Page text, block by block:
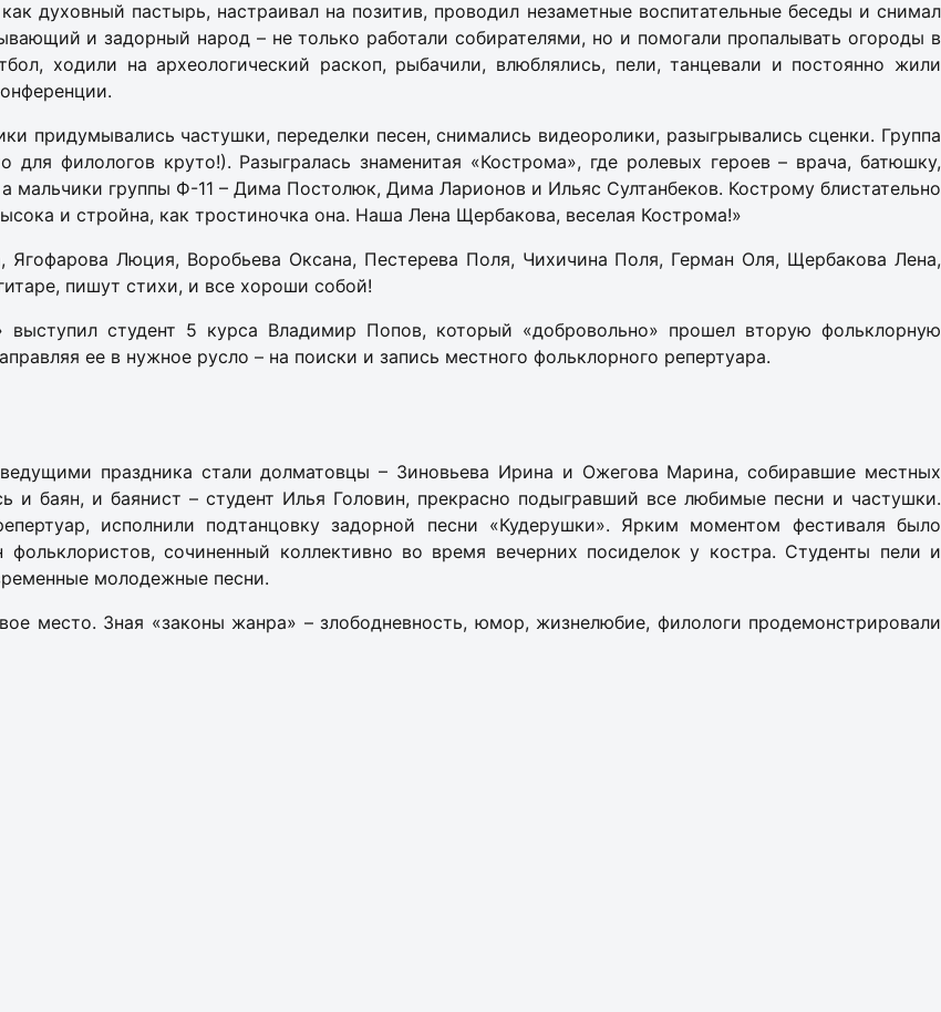
духовный пастырь, настраивал на позитив, проводил незаметные воспитательные беседы и снимал
и задорный народ – не только работали собирателями, но и помогали пропалывать огороды в
ходили на археологический раскоп, рыбачили, влюблялись, пели, танцевали и постоянно жили
придумывались частушки, переделки песен, снимались видеоролики, разыгрывались сценки. Группа
филологов круто!). Разыгралась знаменитая «Кострома», где ролевых героев – врача, батюшку,
мальчики группы Ф-11 – Дима Постолюк, Дима Ларионов и Ильяс Султанбеков. Кострому блистательно
и стройна, как тростиночка она. Наша Лена Щербакова, веселая Кострома!»
Ягофарова Люция, Воробьева Оксана, Пестерева Поля, Чихичина Поля, Герман Оля, Щербакова Лена,
пишут стихи, и все хороши собой!
студент 5 курса Владимир Попов, который «добровольно» прошел вторую фольклорную
ее в нужное русло – на поиски и запись местного фольклорного репертуара.
праздника стали долматовцы – Зиновьева Ирина и Ожегова Марина, собиравшие местных
и баян, и баянист – студент Илья Головин, прекрасно подыгравший все любимые песни и частушки.
исполнили подтанцовку задорной песни «Кудерушки». Ярким моментом фестиваля было
сочиненный коллективно во время вечерних посиделок у костра. Студенты пели и
молодежные песни.
место. Зная «законы жанра» – злободневность, юмор, жизнелюбие, филологи продемонстрировали